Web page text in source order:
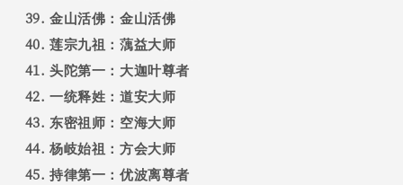
金山活佛：金山活佛
莲宗九祖：蕅益大师
头陀第一：大迦叶尊者
一统释姓：道安大师
东密祖师：空海大师
杨岐始祖：方会大师
持律第一：优波离尊者